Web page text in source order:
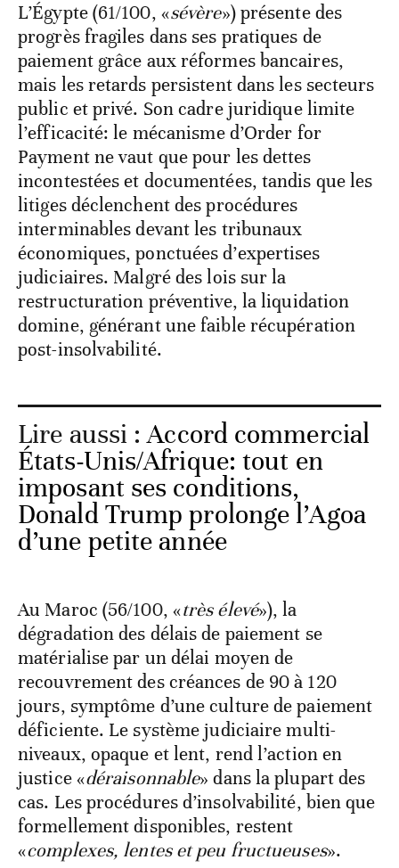
chirographaires.
L’Égypte (61/100, «sévère») présente des
progrès fragiles dans ses pratiques de
paiement grâce aux réformes bancaires,
mais les retards persistent dans les secteurs
public et privé. Son cadre juridique limite
l’efficacité: le mécanisme d’Order for
Payment ne vaut que pour les dettes
incontestées et documentées, tandis que les
litiges déclenchent des procédures
interminables devant les tribunaux
économiques, ponctuées d’expertises
judiciaires. Malgré des lois sur la
restructuration préventive, la liquidation
post-insolvabilité.
Lire aussi :Accord commercial
États-Unis/Afrique: tout en
imposant ses conditions,
Donald Trump prolonge l’Agoa
d’une petite année
Au Maroc (56/100, «très élevé»), la
dégradation des délais de paiement se
matérialise par un délai moyen de
recouvrement des créances de 90 à 120
jours, symptôme d’une culture de paiement
déficiente. Le système judiciaire multi-
niveaux, opaque et lent, rend l’action en
justice «déraisonnable» dans la plupart des
cas. Les procédures d’insolvabilité, bien que